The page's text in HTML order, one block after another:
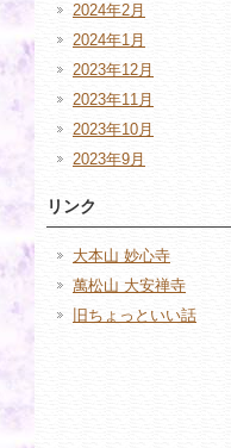
2024年2月
2024年1月
2023年12月
2023年11月
2023年10月
2023年9月
リンク
大本山 妙心寺
萬松山 大安禅寺
旧ちょっといい話